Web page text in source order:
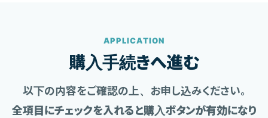
APPLICATION
購入手続きへ進む
以下の内容をご確認の上、お申し込みください。
全項目にチェックを入れると購入ボタンが有効になり